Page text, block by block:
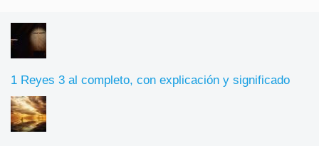
1 Reyes 3 al completo, con explicación y significado